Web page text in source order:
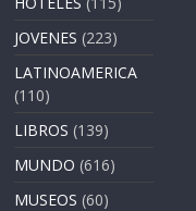
JOVENES (223)
LATINOAMERICA
(110)
LIBROS (139)
MUNDO (616)
MUSEOS (60)